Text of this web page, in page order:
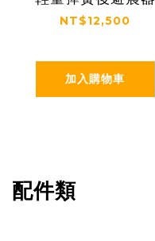
NT$12,500
加入購物車
配件類